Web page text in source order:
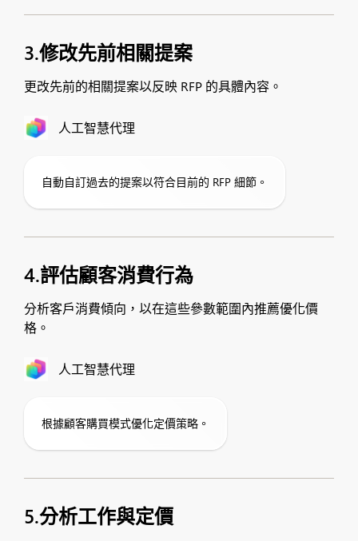
3.修改先前相關提案
更改先前的相關提案以反映 RFP 的具體內容。
人工智慧代理
自動自訂過去的提案以符合目前的 RFP 細節。
4.評估顧客消費行為
分析客戶消費傾向，以在這些參數範圍內推薦優化價
格。
人工智慧代理
根據顧客購買模式優化定價策略。
5.分析工作與定價